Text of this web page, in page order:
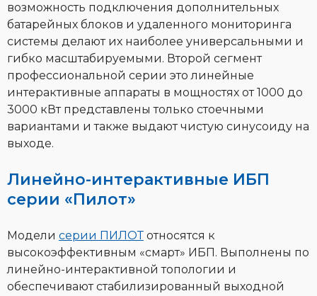
возможность подключения дополнительных
батарейных блоков и удаленного мониторинга
системы делают их наиболее универсальными и
гибко масштабируемыми. Второй сегмент
профессиональной серии это линейные
интерактивные аппараты в мощностях от 1000 до
3000 кВт представлены только стоечными
вариантами и также выдают чистую синусоиду на
выходе.
Линейно-интерактивные ИБП
серии «Пилот»
Модели серии ПИЛОТ относятся к
высокоэффективным «смарт» ИБП. Выполнены по
линейно-интерактивной топологии и
обеспечивают стабилизированный выходной